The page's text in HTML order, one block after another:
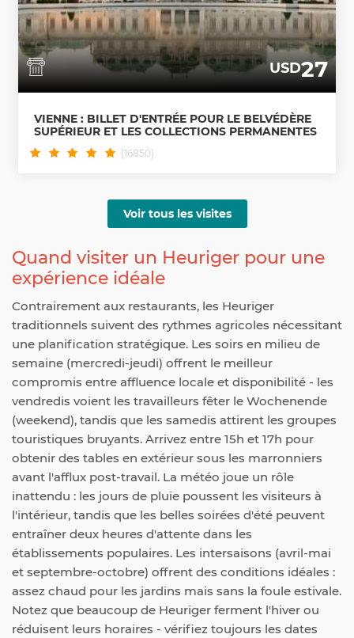
USD27
VIENNE : BILLET D'ENTRÉE POUR LE BELVÉDÈRE
SUPÉRIEUR ET LES COLLECTIONS PERMANENTES
(16850)
Voir tous les visites
Quand visiter un Heuriger pour une
expérience idéale
Contrairement aux restaurants, les Heuriger
traditionnels suivent des rythmes agricoles nécessitant
une planification stratégique. Les soirs en milieu de
semaine (mercredi-jeudi) offrent le meilleur
compromis entre affluence locale et disponibilité - les
vendredis voient les travailleurs fêter le Wochenende
(weekend), tandis que les samedis attirent les groupes
touristiques bruyants. Arrivez entre 15h et 17h pour
obtenir des tables en extérieur sous les marronniers
avant l'afflux post-travail. La météo joue un rôle
inattendu : les jours de pluie poussent les visiteurs à
l'intérieur, tandis que les belles soirées d'été peuvent
entraîner deux heures d'attente dans les
établissements populaires. Les intersaisons (avril-mai
et septembre-octobre) offrent des conditions idéales :
assez chaud pour les jardins mais sans la foule estivale.
Notez que beaucoup de Heuriger ferment l'hiver ou
réduisent leurs horaires - vérifiez toujours les dates